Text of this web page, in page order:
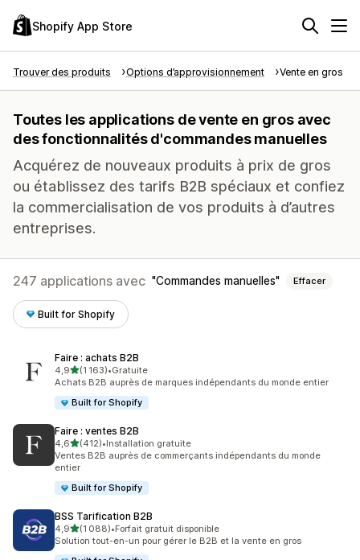
Shopify App Store
Trouver des produits Options d’approvisionnement Vente en gros
Toutes les applications de vente en gros avec
des fonctionnalités d'commandes manuelles
Acquérez de nouveaux produits à prix de gros
ou établissez des tarifs B2B spéciaux et confiez
la commercialisation de vos produits à d’autres
entreprises.
247 applications avec Commandes manuelles Effacer
Built for Shopify
Faire : achats B2B
4,9étoile(s) sur 5
(1 163)
1163 avis au total
•Gratuite
Achats B2B auprès de marques indépendants du monde entier
Built for Shopify
Faire : ventes B2B
4,6étoile(s) sur 5
(412)
412 avis au total
•Installation gratuite
Ventes B2B auprès de commerçants indépendants du monde
entier
Built for Shopify
BSS Tarification B2B
4,9étoile(s) sur 5
(1 088)
1088 avis au total
•Forfait gratuit disponible
Solution tout-en-un pour gérer le B2B et la vente en gros